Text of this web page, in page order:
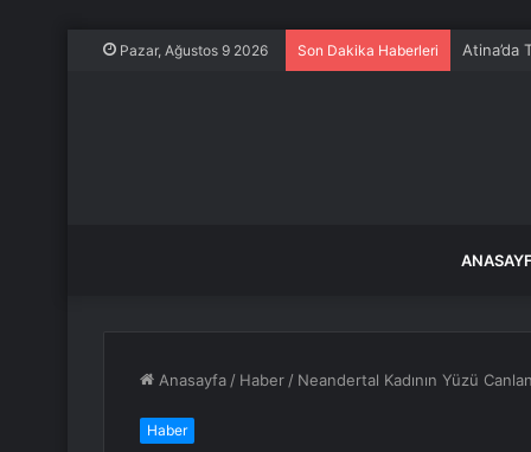
Pazar, Ağustos 9 2026 Son Dakika Haberleri Atina’da
Anasayfa / Haber / Neandertal Kadının Yüzü
Haber